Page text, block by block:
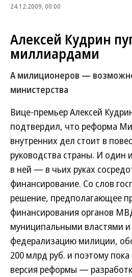
24.12.2009, 00:00
Алексей Кудрин
миллиардами
А милиционеров —
министерства
Вице-премьер Алексей
подтвердил, что реформа
внутренних дел стоит в
руководства страны. И один
в ней — в чьих руках
финансирование. Со слов
решение, предполагающее
финансирования органов
муниципальными властями
федерализацию милиции,
200 млрд руб. и поэтому
версия реформы —